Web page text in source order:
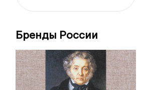
Бренды России